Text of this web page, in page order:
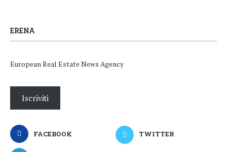
ERENA
European Real Estate News Agency
Iscriviti
FACEBOOK TWITTER